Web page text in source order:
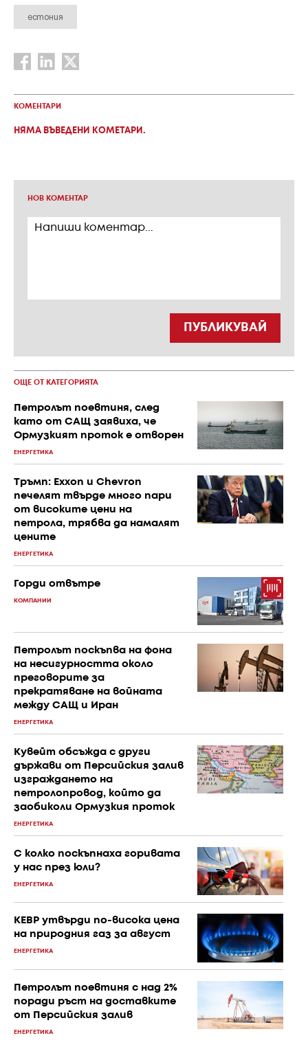
естония
КОМЕНТАРИ
НЯМА ВЪВЕДЕНИ КОМЕТАРИ.
НОВ КОМЕНТАР
ПУБЛИКУВАЙ
ОЩЕ ОТ КАТЕГОРИЯТА
Петролът поевтиня, след
като от САЩ заявиха, че
Ормузкият проток е отворен
ЕНЕРГЕТИКА
Тръмп: Exxon и Chevron
печелят твърде много пари
от високите цени на
петрола, трябва да намалят
цените
ЕНЕРГЕТИКА
Горди отвътре
КОМПАНИИ
Петролът поскъпва на фона
на несигурността около
преговорите за
прекратяване на войната
между САЩ и Иран
ЕНЕРГЕТИКА
Кувейт обсъжда с други
държави от Персийския залив
изграждането на
петролопровод, който да
заобиколи Ормузкия проток
ЕНЕРГЕТИКА
С колко поскъпнаха горивата
у нас през юли?
ЕНЕРГЕТИКА
КЕВР утвърди по-висока цена
на природния газ за август
ЕНЕРГЕТИКА
Петролът поевтиня с над 2%
поради ръст на доставките
от Персийския залив
ЕНЕРГЕТИКА